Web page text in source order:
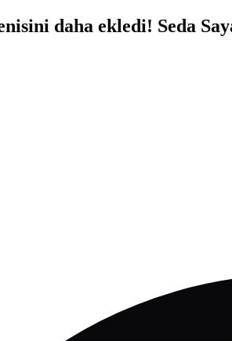
daha ekledi! Seda